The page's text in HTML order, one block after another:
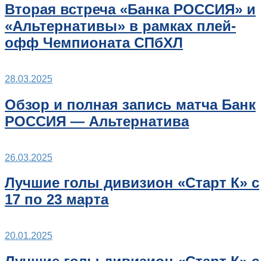
Вторая встреча «Банка РОССИЯ» и
«Альтернативы» в рамках плей-
офф Чемпионата СПбХЛ
28.03.2025
Обзор и полная запись матча Банк
РОССИЯ — Альтернатива
26.03.2025
Лучшие голы дивизион «Старт К» с
17 по 23 марта
20.01.2025